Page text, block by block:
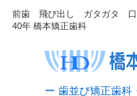
前歯 飛び出し ガタガタ
40年 橋本矯正歯科